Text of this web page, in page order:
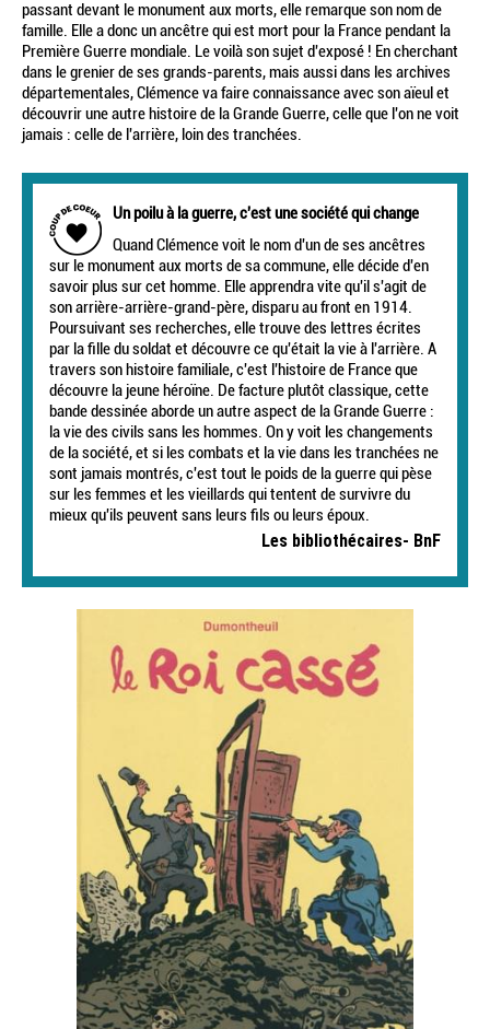
passant devant le monument aux morts, elle remarque son nom de
famille. Elle a donc un ancêtre qui est mort pour la France pendant la
Première Guerre mondiale. Le voilà son sujet d'exposé ! En cherchant
dans le grenier de ses grands-parents, mais aussi dans les archives
départementales, Clémence va faire connaissance avec son aïeul et
découvrir une autre histoire de la Grande Guerre, celle que l'on ne voit
jamais : celle de l'arrière, loin des tranchées.
Un poilu à la guerre, c'est une société qui change
Quand Clémence voit le nom d'un de ses ancêtres
sur le monument aux morts de sa commune, elle décide d'en
savoir plus sur cet homme. Elle apprendra vite qu'il s'agit de
son arrière-arrière-grand-père, disparu au front en 1914.
Poursuivant ses recherches, elle trouve des lettres écrites
par la fille du soldat et découvre ce qu'était la vie à l'arrière. A
travers son histoire familiale, c'est l'histoire de France que
découvre la jeune héroïne. De facture plutôt classique, cette
bande dessinée aborde un autre aspect de la Grande Guerre :
la vie des civils sans les hommes. On y voit les changements
de la société, et si les combats et la vie dans les tranchées ne
sont jamais montrés, c'est tout le poids de la guerre qui pèse
sur les femmes et les vieillards qui tentent de survivre du
mieux qu'ils peuvent sans leurs fils ou leurs époux.
Les bibliothécaires- BnF